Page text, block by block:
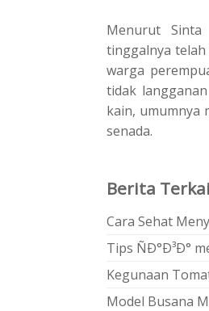
Menurut
tinggalnya
warga
tidak
kain, umumnya
senada.
Berita
Cara Sehat
Tips ÑÐ°Ð³Ð°
Kegunaan
Model Busana